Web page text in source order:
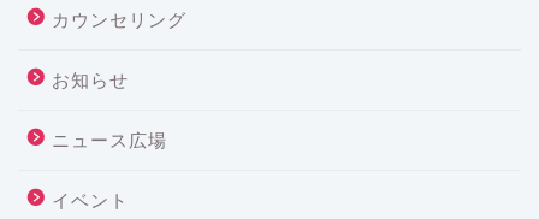
カウンセリング
お知らせ
ニュース広場
イベント